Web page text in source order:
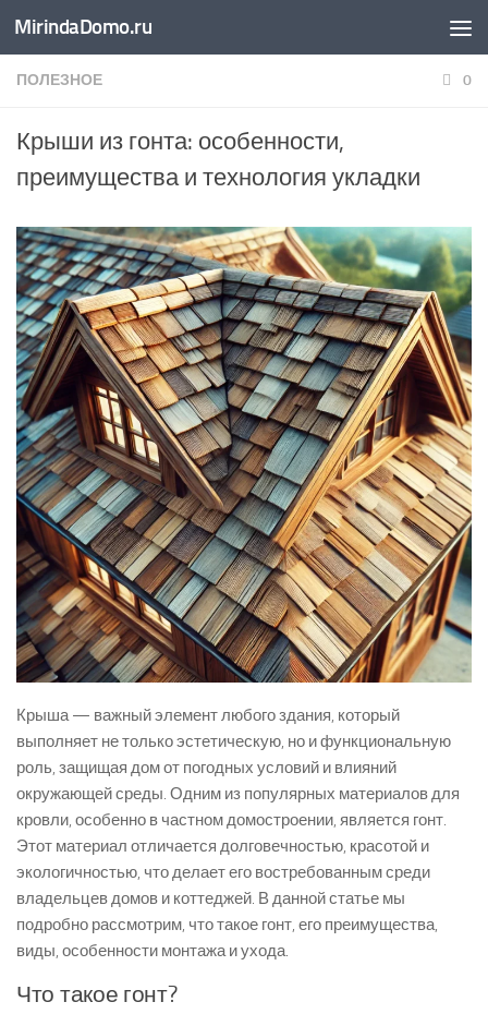
Перейти к содержимому
MirindaDomo.ru
ПОЛЕЗНОЕ 0
Крыши из гонта: особенности,
преимущества и технология укладки
Крыша — важный элемент любого здания, который
выполняет не только эстетическую, но и функциональную
роль, защищая дом от погодных условий и влияний
окружающей среды. Одним из популярных материалов для
кровли, особенно в частном домостроении, является гонт.
Этот материал отличается долговечностью, красотой и
экологичностью, что делает его востребованным среди
владельцев домов и коттеджей. В данной статье мы
подробно рассмотрим, что такое гонт, его преимущества,
виды, особенности монтажа и ухода.
Что такое гонт?